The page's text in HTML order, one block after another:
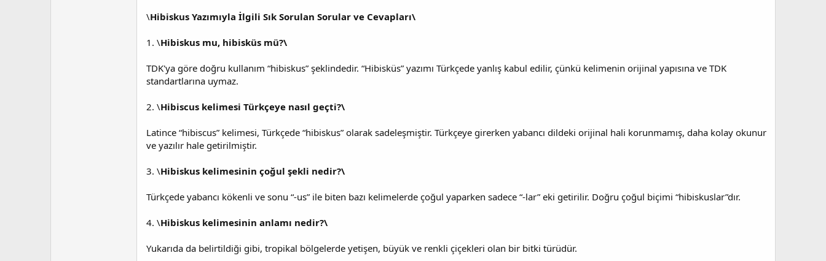
\Hibiskus Yazımıyla İlgili Sık Sorulan Sorular ve Cevapları\
1. \Hibiskus mu, hibisküs mü?\
TDK'ya göre doğru kullanım “hibiskus” şeklindedir. “Hibisküs” yazımı Türkçede yanlış kabul edilir, çünkü kelimenin orijinal yapısına ve TDK
standartlarına uymaz.
2. \Hibiscus kelimesi Türkçeye nasıl geçti?\
Latince “hibiscus” kelimesi, Türkçede “hibiskus” olarak sadeleşmiştir. Türkçeye girerken yabancı dildeki orijinal hali korunmamış, daha kolay okunur
ve yazılır hale getirilmiştir.
3. \Hibiskus kelimesinin çoğul şekli nedir?\
Türkçede yabancı kökenli ve sonu “-us” ile biten bazı kelimelerde çoğul yaparken sadece “-lar” eki getirilir. Doğru çoğul biçimi “hibiskuslar”dır.
4. \Hibiskus kelimesinin anlamı nedir?\
Yukarıda da belirtildiği gibi, tropikal bölgelerde yetişen, büyük ve renkli çiçekleri olan bir bitki türüdür.